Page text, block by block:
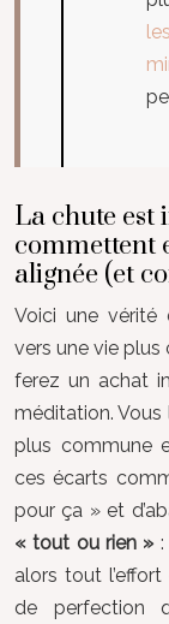
La chute est
commettent
alignée (et
Voici une vérité
vers une vie plus
ferez un achat
méditation. Vous
plus commune
ces écarts
pour ça » et
« tout ou rien »:
alors tout
de perfection